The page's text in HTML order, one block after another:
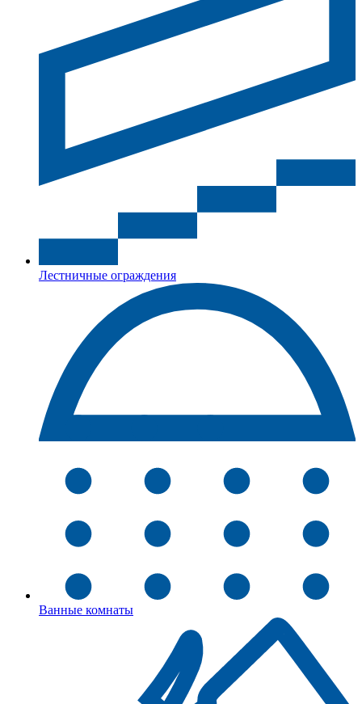
Лестничные ограждения
Ванные комнаты